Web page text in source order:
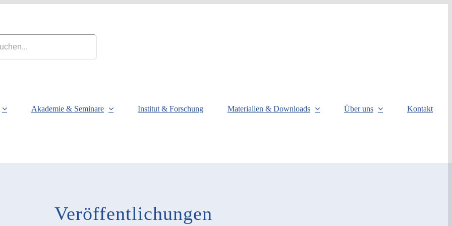
Akademie & Seminare Institut & Forschung Materialien & Downloads Über uns Kontakt
Veröffentlichungen